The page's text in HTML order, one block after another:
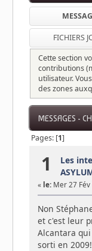
FICHIERS
Cette section
contributions
utilisateur.
des zones
MESSAGES -
Pages: [1]
1 Les
« le:Mer 27 Fév
Non
et c'est leur
Alcantara
sorti en 2009!